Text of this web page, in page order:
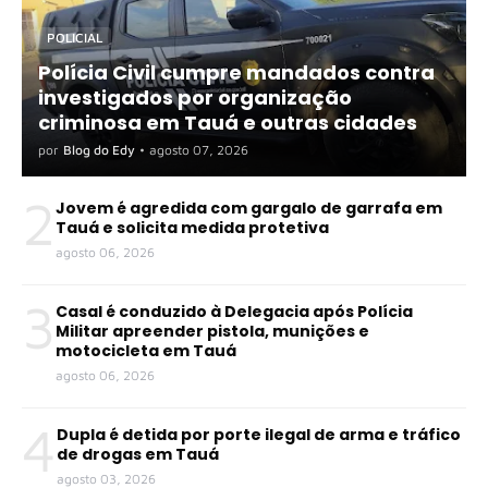
POLICIAL
Polícia Civil cumpre mandados contra
investigados por organização
criminosa em Tauá e outras cidades
por Blog do Edy • agosto 07, 2026
2 Jovem é agredida com gargalo de garrafa em
Tauá e solicita medida protetiva
agosto 06, 2026
3 Casal é conduzido à Delegacia após Polícia
Militar apreender pistola, munições e
motocicleta em Tauá
agosto 06, 2026
4 Dupla é detida por porte ilegal de arma e tráfico
de drogas em Tauá
agosto 03, 2026